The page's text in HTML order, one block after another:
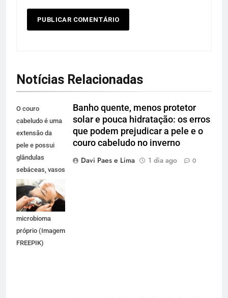
Notícias Relacionadas
O couro
cabeludo é uma
extensão da
pele e possui
glândulas
sebáceas, vasos
sanguíneos,
terminações
nervosas e um
microbioma
próprio (Imagem
FREEPIK)
Banho quente, menos protetor
solar e pouca hidratação: os erros
que podem prejudicar a pele e o
couro cabeludo no inverno
Davi Paes e Lima
1 dia ago 0